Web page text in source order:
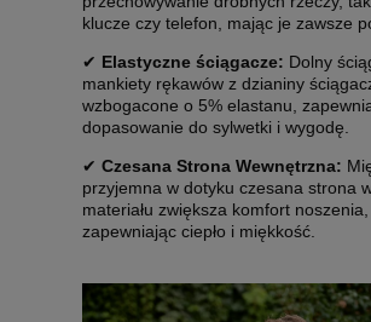
klucze czy telefon, mając je zawsze
✔ Elastyczne ściągacze: Dolny
mankiety rękawów z dzianiny
wzbogacone o 5% elastanu,
dopasowanie do sylwetki i wygodę.
✔ Czesana Strona Wewnętrzna:
przyjemna w dotyku czesana strona
materiału zwiększa komfort noszenia,
zapewniając ciepło i miękkość.